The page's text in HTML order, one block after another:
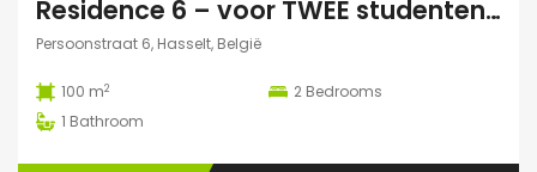
Residence 6 – voor TWEE studenten: Exclusieve studentenduplex
Persoonstraat 6, Hasselt, België
100 m2 2 Bedrooms
1 Bathroom